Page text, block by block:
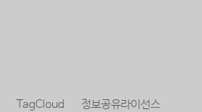
TagCloud 정보공유라이선스